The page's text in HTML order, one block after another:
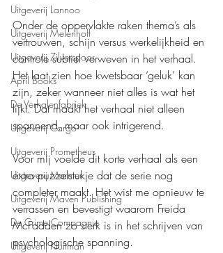
Uitgeverij Lannoo
Uitgeverij Melenhoff
Uitgeverij Zilverspoor
April Books
De Verhalenfabriek
Uitgeverij Cargo
Uitgeverij Prometheus
Uitgeverij Marmer
Uitgeverij Maven Publishing
De Crime Compagnie
Uitgeverij Kluitman
Onder de oppervlakte raken thema’s als
vertrouwen, schijn versus werkelijkheid en
controle subtiel verweven in het verhaal.
Het laat zien hoe kwetsbaar ‘geluk’ kan
zijn, zeker wanneer niet alles is wat het
lijkt. Dat maakt het verhaal niet alleen
spannend, maar ook intrigerend.
Voor mij voelde dit korte verhaal als een
extra puzzelstukje dat de serie nog
completer maakt. Het wist me opnieuw te
verrassen en bevestigt waarom Freida
McFadden zo sterk is in het schrijven van
psychologische spanning.